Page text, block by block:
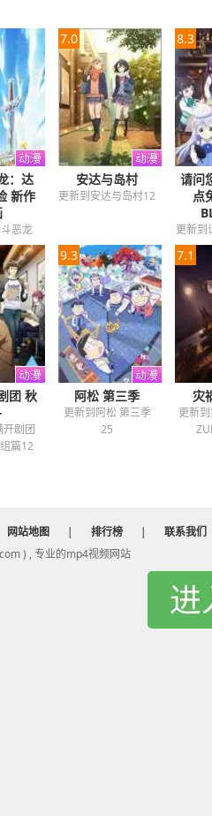
：达
新作
恶龙
100
7.0
安达与岛村
更新到安达与岛村12
8.3
请问
点
更新到
来点兔
团 秋
开剧团
篇12
9.3
阿松 第三季
更新到阿松 第三季
25
7.1
灾
更新
网站地图 | 排行榜 |
联系我们
) , 专业的mp4视频网站
进